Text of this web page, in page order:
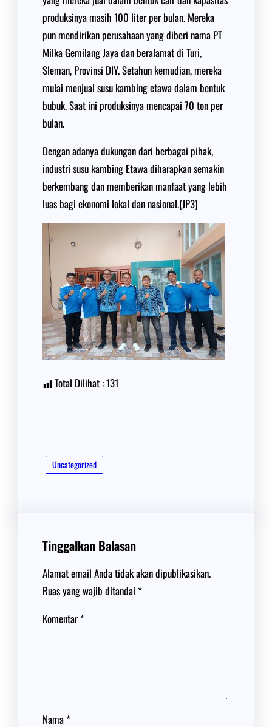
produksinya masih 100 liter per bulan. Mereka
pun mendirikan perusahaan yang diberi nama PT
Milka Gemilang Jaya dan beralamat di Turi,
Sleman, Provinsi DIY. Setahun kemudian, mereka
mulai menjual susu kambing etawa dalam bentuk
bubuk. Saat ini produksinya mencapai 70 ton per
bulan.
Dengan adanya dukungan dari berbagai pihak,
industri susu kambing Etawa diharapkan semakin
berkembang dan memberikan manfaat yang lebih
luas bagi ekonomi lokal dan nasional.(JP3)
Total Dilihat :131
Uncategorized
Tinggalkan Balasan
Alamat email Anda tidak akan dipublikasikan.
Ruas yang wajib ditandai *
Komentar*
Nama *